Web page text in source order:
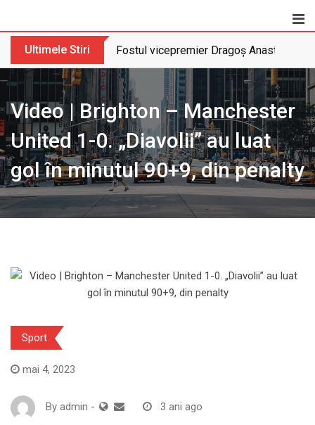
Ultimele Stiri Fostul vicepremier Dragoș Anastasiu
Video | Brighton – Manchester
United 1-0. „Diavolii” au luat
gol în minutul 90+9, din penalty
Sport
mai 4, 2023
By admin - 3 ani ago